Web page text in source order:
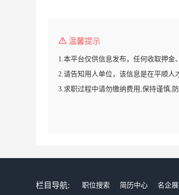
温馨提示
1.本平台仅供信息发布，任何收取押金
2.请告知用人单位，该信息是在平顺人
3.求职过程中请勿缴纳费用,保持谨慎,防
栏目导航: 职位搜索 简历中心 名企